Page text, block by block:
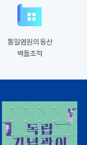
통일염원의 동산
벽돌조적